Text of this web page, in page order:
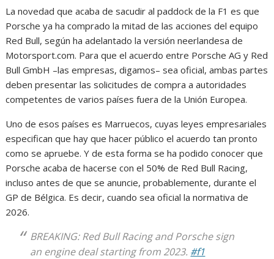
La novedad que acaba de sacudir al paddock de la F1 es que
Porsche ya ha comprado la mitad de las acciones del equipo
Red Bull, según ha adelantado la versión neerlandesa de
Motorsport.com. Para que el acuerdo entre Porsche AG y Red
Bull GmbH –las empresas, digamos– sea oficial, ambas partes
deben presentar las solicitudes de compra a autoridades
competentes de varios países fuera de la Unión Europea.
Uno de esos países es Marruecos, cuyas leyes empresariales
especifican que hay que hacer público el acuerdo tan pronto
como se apruebe. Y de esta forma se ha podido conocer que
Porsche acaba de hacerse con el 50% de Red Bull Racing,
incluso antes de que se anuncie, probablemente, durante el
GP de Bélgica. Es decir, cuando sea oficial la normativa de
2026.
BREAKING: Red Bull Racing and Porsche sign
an engine deal starting from 2023. #f1